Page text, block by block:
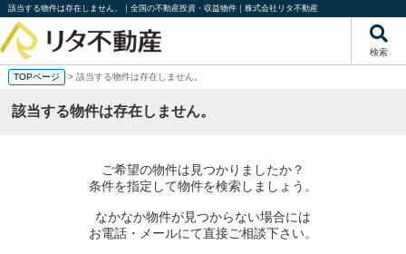
該当する物件は存在しません。｜全国の不動産投資・収益物件｜株式会社リタ不動産
検索
TOPページ > 該当する物件は存在しません。
該当する物件は存在しません。
ご希望の物件は見つかりましたか？
条件を指定して物件を検索しましょう。
なかなか物件が見つからない場合には
お電話・メールにて直接ご相談下さい。